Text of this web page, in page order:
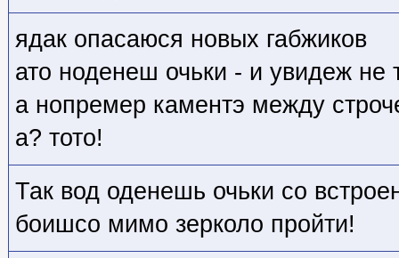
ядак опасаюся новых габжиков
ато ноденеш очьки - и увидеж
а нопремер каментэ между
а? тото!
Так вод оденешь очьки со
боишсо мимо зерколо пройти!